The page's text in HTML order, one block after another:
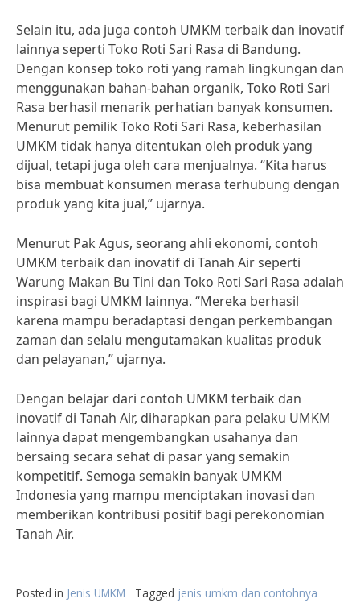
Selain itu, ada juga contoh UMKM terbaik dan inovatif
lainnya seperti Toko Roti Sari Rasa di Bandung.
Dengan konsep toko roti yang ramah lingkungan dan
menggunakan bahan-bahan organik, Toko Roti Sari
Rasa berhasil menarik perhatian banyak konsumen.
Menurut pemilik Toko Roti Sari Rasa, keberhasilan
UMKM tidak hanya ditentukan oleh produk yang
dijual, tetapi juga oleh cara menjualnya. “Kita harus
bisa membuat konsumen merasa terhubung dengan
produk yang kita jual,” ujarnya.
Menurut Pak Agus, seorang ahli ekonomi, contoh
UMKM terbaik dan inovatif di Tanah Air seperti
Warung Makan Bu Tini dan Toko Roti Sari Rasa adalah
inspirasi bagi UMKM lainnya. “Mereka berhasil
karena mampu beradaptasi dengan perkembangan
zaman dan selalu mengutamakan kualitas produk
dan pelayanan,” ujarnya.
Dengan belajar dari contoh UMKM terbaik dan
inovatif di Tanah Air, diharapkan para pelaku UMKM
lainnya dapat mengembangkan usahanya dan
bersaing secara sehat di pasar yang semakin
kompetitif. Semoga semakin banyak UMKM
Indonesia yang mampu menciptakan inovasi dan
memberikan kontribusi positif bagi perekonomian
Tanah Air.
Posted in Jenis UMKM Tagged jenis umkm dan contohnya